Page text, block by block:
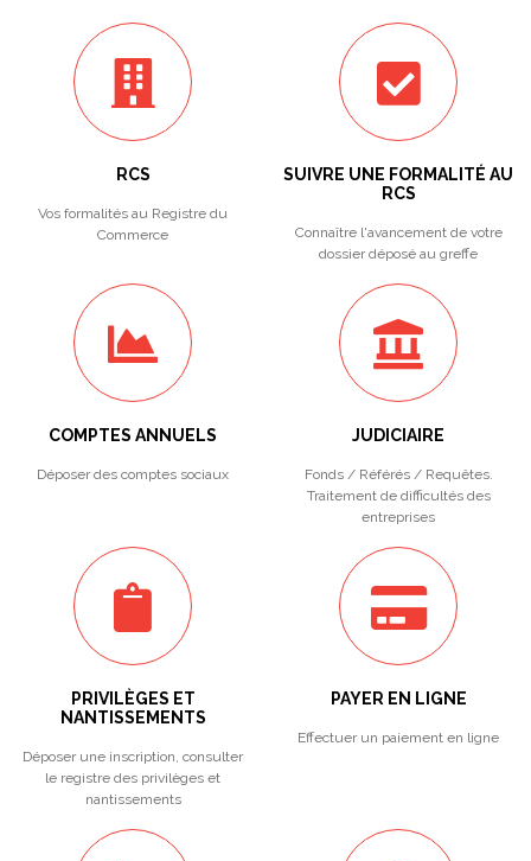
RCS
Vos formalités au Registre du
Commerce
SUIVRE UNE FORMALITÉ AU
RCS
Connaître l'avancement de votre
dossier déposé au greffe
COMPTES ANNUELS
Déposer des comptes sociaux
JUDICIAIRE
Fonds / Référés / Requêtes.
Traitement de difficultés des
entreprises
PRIVILÈGES ET
NANTISSEMENTS
Déposer une inscription, consulter
le registre des privilèges et
nantissements
PAYER EN LIGNE
Effectuer un paiement en ligne